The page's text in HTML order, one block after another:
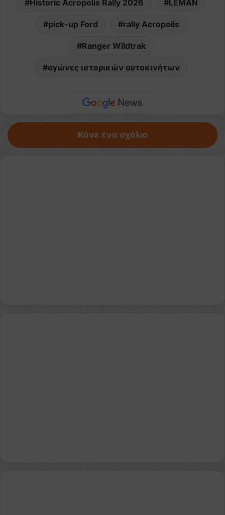
Historic Acropolis Rally 2026 LEMAN
pick-up Ford rally Acropolis
Ranger Wildtrak
αγώνες ιστορικών αυτοκινήτων
Κάνε ένα σχόλιο